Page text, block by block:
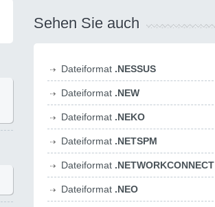
Sehen Sie auch
Dateiformat .NESSUS
Dateiformat .NEW
Dateiformat .NEKO
Dateiformat .NETSPM
Dateiformat .NETWORKCONNECT
Dateiformat .NEO